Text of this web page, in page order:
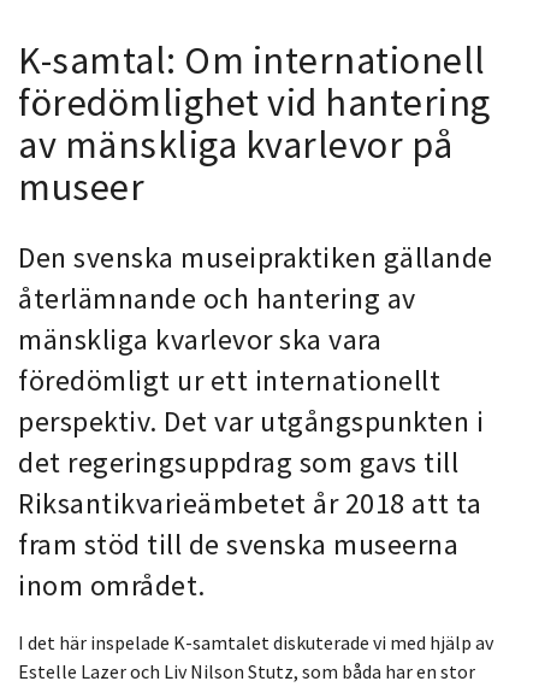
K-samtal: Om internationell
föredömlighet vid hantering
av mänskliga kvarlevor på
museer
Den svenska museipraktiken gällande
återlämnande och hantering av
mänskliga kvarlevor ska vara
föredömligt ur ett internationellt
perspektiv. Det var utgångspunkten i
det regeringsuppdrag som gavs till
Riksantikvarieämbetet år 2018 att ta
fram stöd till de svenska museerna
inom området.
I det här inspelade K-samtalet diskuterade vi med hjälp av
Estelle Lazer och Liv Nilson Stutz, som båda har en stor